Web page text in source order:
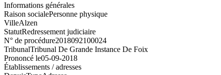
Informations générales
Raison socialePersonne physique
VilleAlzen
StatutRedressement judiciaire
N° de procédure2018092100024
TribunalTribunal De Grande Instance De Foix
Prononcé le05-09-2018
Établissements / adresses